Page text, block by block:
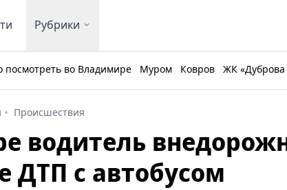
Рубрики
посмотреть во Владимире Муром Ковров ЖК «Дуброва
Происшествия
водитель
ДТП с автобусом